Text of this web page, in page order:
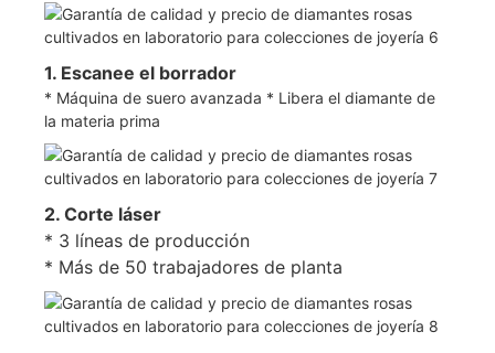
1. Escanee el borrador
* Máquina de suero avanzada * Libera el diamante de
la materia prima
2. Corte láser
* 3 líneas de producción
* Más de 50 trabajadores de planta